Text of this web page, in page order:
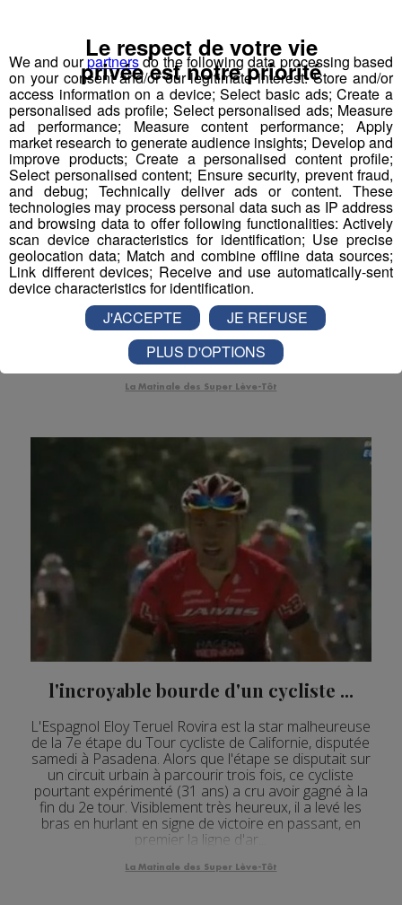
La pause pipi très remarquée de
François Hollande
François Hollande a des besoins naturels comme
tout le monde. Sauf que quand on est président d'un
des plus grand pays d'Europe, il devient moins facile
de faire un arrêt pipi discret sur une aire d'autoroute.
Pause pipi pour François Hollande dans "Le... par
puremedias
La Matinale des Super Lève-Tôt
l'incroyable bourde d'un cycliste ...
L'Espagnol Eloy Teruel Rovira est la star malheureuse
de la 7e étape du Tour cycliste de Californie, disputée
samedi à Pasadena. Alors que l'étape se disputait sur
un circuit urbain à parcourir trois fois, ce cycliste
pourtant expérimenté (31 ans) a cru avoir gagné à la
fin du 2e tour. Visiblement très heureux, il a levé les
bras en hurlant en signe de victoire en passant, en
premier la ligne d'ar...
La Matinale des Super Lève-Tôt
We and ourpartnersdo the following data processing based
on your consent and/or our legitimate interest: Store and/or
access information on a device; Select basic ads; Create a
personalised ads profile; Select personalised ads; Measure
ad performance; Measure content performance; Apply
market research to generate audience insights; Develop and
improve products; Create a personalised content profile;
Select personalised content; Ensure security, prevent fraud,
and debug; Technically deliver ads or content. These
technologies may process personal data such as IP address
and browsing data to offer following functionalities: Actively
scan device characteristics for identification; Use precise
geolocation data; Match and combine offline data sources;
Link different devices; Receive and use automatically-sent
device characteristics for identification.
Le respect de votre vie
privée est notre priorité
J'ACCEPTE
JE REFUSE
PLUS D'OPTIONS